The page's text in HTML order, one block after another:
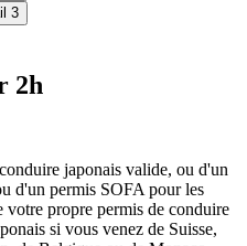
2h
japonais valide, ou d'un
d'un permis SOFA pour les
votre propre permis de conduire
si vous venez de Suisse,